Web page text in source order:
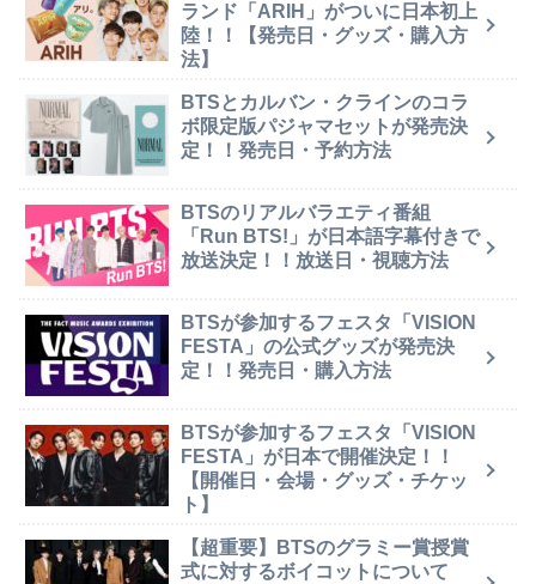
ランド「ARIH」がついに日本初上
陸！！【発売日・グッズ・購入方
法】
BTSとカルバン・クラインのコラ
ボ限定版パジャマセットが発売決
定！！発売日・予約方法
BTSのリアルバラエティ番組
「Run BTS!」が日本語字幕付きで
放送決定！！放送日・視聴方法
BTSが参加するフェスタ「VISION
FESTA」の公式グッズが発売決
定！！発売日・購入方法
BTSが参加するフェスタ「VISION
FESTA」が日本で開催決定！！
【開催日・会場・グッズ・チケッ
ト】
【超重要】BTSのグラミー賞授賞
式に対するボイコットについて